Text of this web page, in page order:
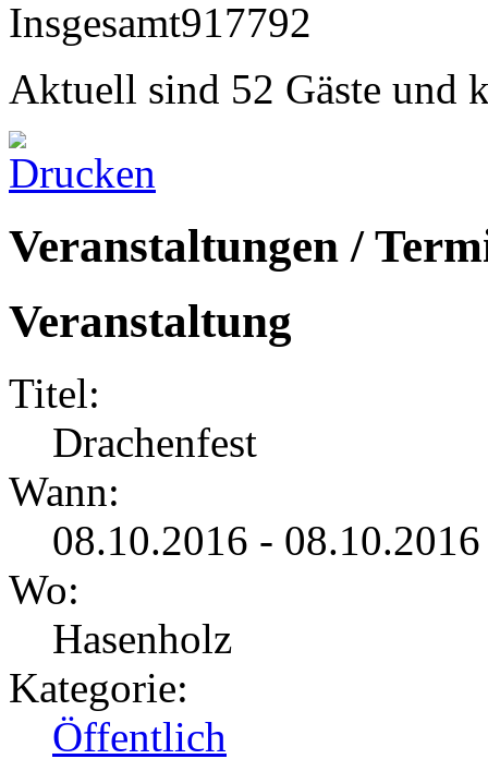
Insgesamt917792
Aktuell sind 52 Gäste und
Veranstaltungen /
Veranstaltung
Titel:
Drachenfest
Wann:
08.10.2016 -
Wo:
Hasenholz
Kategorie:
Öffentlich